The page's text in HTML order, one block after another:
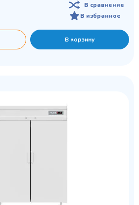
В сравнение
В избранное
В корзину